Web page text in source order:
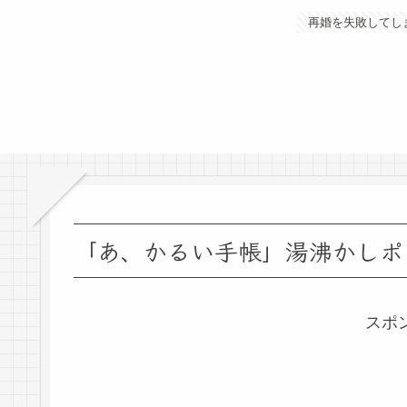
再婚を失敗してし
「あ、かるい手帳」湯沸かし
スポ